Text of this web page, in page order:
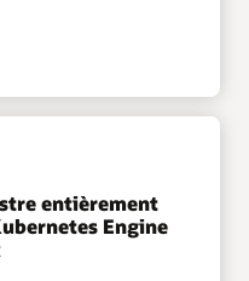
entièrement
Engine